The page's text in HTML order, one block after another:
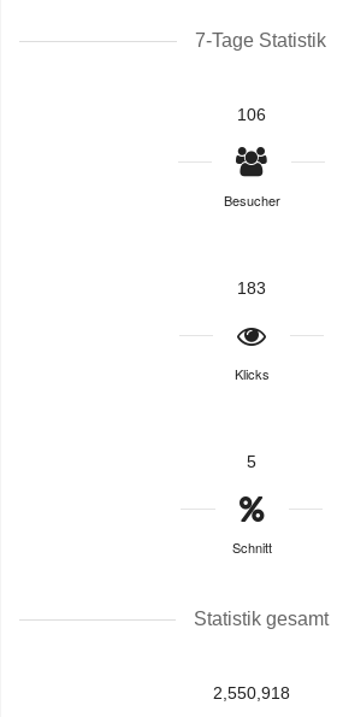
7-Tage Statistik
106
Besucher
183
Klicks
5
Schnitt
Statistik gesamt
2,550,918